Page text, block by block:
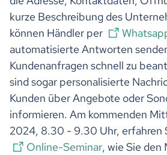
kurze Beschreibung des
können Händler per
automatisierte Antworten
Kundenanfragen schnell zu
sind sogar personalisierte
Kunden über Angebote oder
informieren. Am kommenden
2024, 8.30 - 9.30 Uhr, erfahren
Online-Seminar, wie Sie